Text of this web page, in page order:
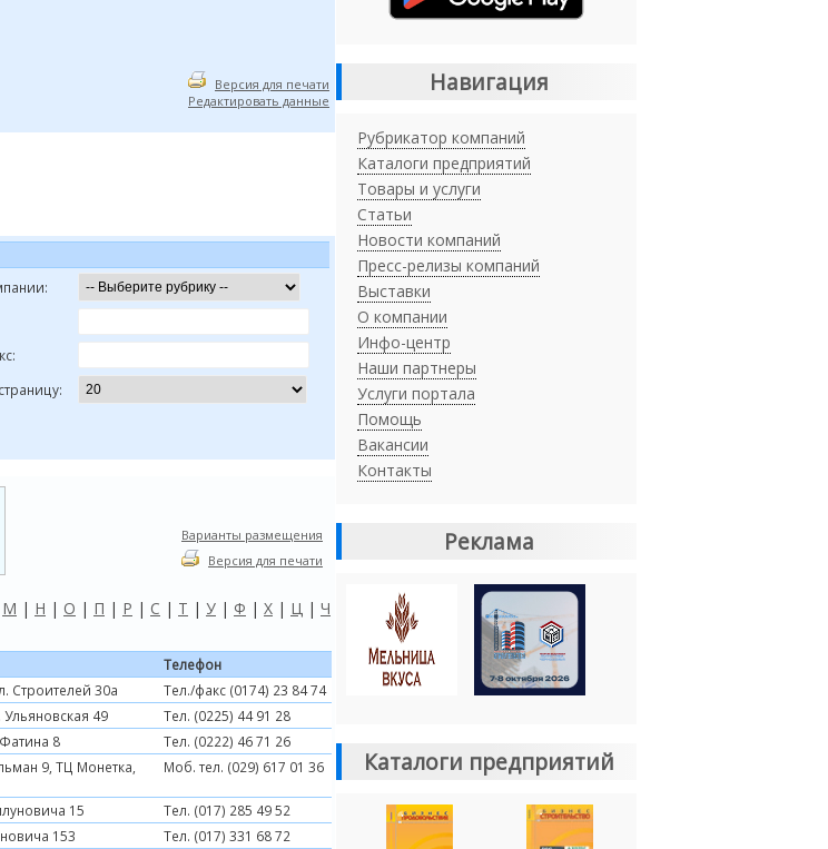
Версия для печати
Редактировать данные
Варианты размещения
Версия для печати
М | Н | О | П | Р | С | Т | У | Ф | Х | Ц | Ч
Телефон
Строителей 30а
Тел./факс (0174) 23 84 74
Ульяновская 49
Тел. (0225) 44 91 28
8
Тел. (0222) 46 71 26
9, ТЦ Монетка,
Моб. тел. (029) 617 01 36
15
Тел. (017) 285 49 52
153
Тел. (017) 331 68 72
Навигация
Рубрикатор компаний
Каталоги предприятий
Товары и услуги
Статьи
Новости компаний
Пресс-релизы компаний
Выставки
О компании
Инфо-центр
Наши партнеры
Услуги портала
Помощь
Вакансии
Контакты
Реклама
Каталоги предприятий